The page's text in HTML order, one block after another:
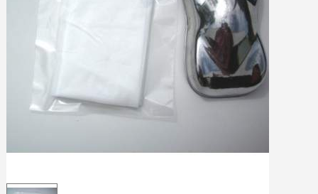
Deel je creaties en ontvang shopping vouchers
Verzamel loyaliteitspunten bij elke bestelling
Retourneer producten binnen 14 dagen
5€ korting op de eerste bestelling
10€ shopping voucher voor elke verwijzing
Schrijf je in voor de nieuwsbrief: €5 korting